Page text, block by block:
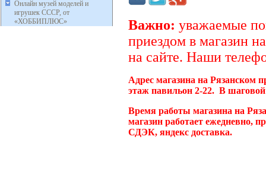
Онлайн музей моделей и
игрушек СССР, от
«ХОББИПЛЮС»
Важно: уважаемые
приездом в магазин
на сайте. Наши
Адрес магазина на Рязанском
этаж павильон 2-22. В
Время работы магазина на
магазин работает ежедневно,
СДЭК, яндекс доставка.